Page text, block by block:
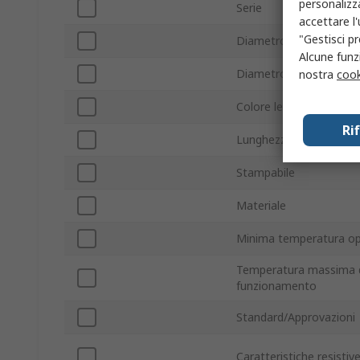
Serie
Diametro minimo cavo
Diametro massimo
Colore legenda
Lunghezza
Stampabile
Materiale
Minima temperatura
Temperatura massima
funzionamento
Standard/Approvazioni
Caratteristiche resistive
accettare
"Gestisci
Alcune
nostra